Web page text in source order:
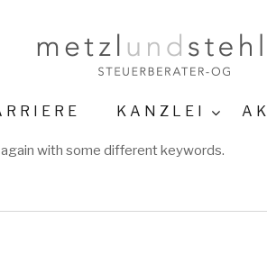
KANZLEI
with some different keywords.